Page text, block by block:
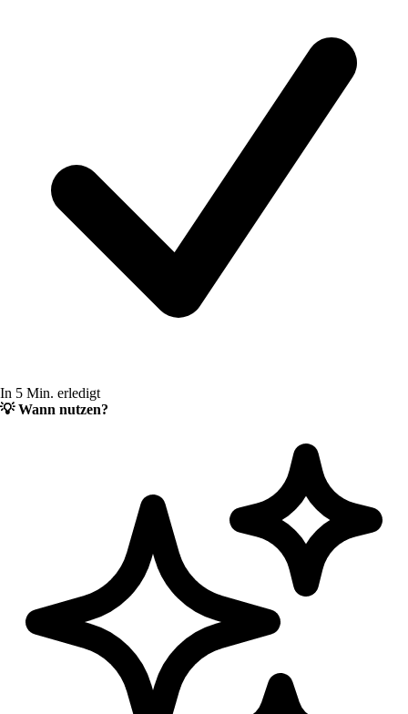
In 5 Min. erledigt
💡Wann nutzen?